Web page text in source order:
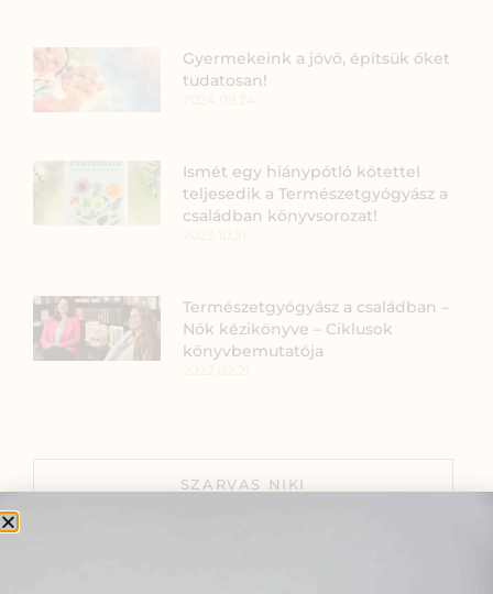
Gyermekeink a jövő, építsük őket
tudatosan!
Ismét egy hiánypótló kötettel
teljesedik a Természetgyógyász a
családban könyvsorozat!
Természetgyógyász a családban –
Nők kézikönyve – Ciklusok
könyvbemutatója
SZARVAS NIKI